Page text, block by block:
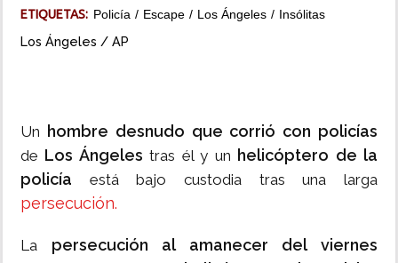
ETIQUETAS: Policía Escape Los Ángeles Insólitas
Los Ángeles / AP
Un hombre desnudo que corrió con policías
de Los Ángeles tras él y un helicóptero de la
policía está bajo custodia tras una larga
persecución.
La persecución al amanecer del viernes